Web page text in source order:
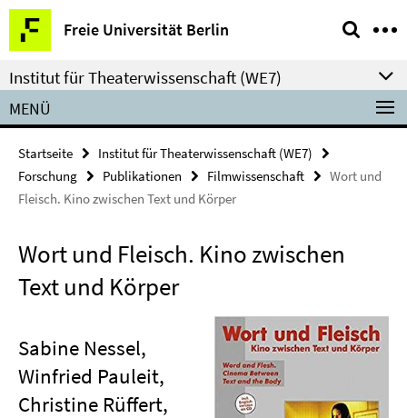
Springe
direkt
zu
Inhalt
Freie Universität Berlin
Service-
Navigation
Institut für Theaterwissenschaft (WE7)
MENÜ
Startseite
Institut für Theaterwissenschaft (WE7)
Forschung
Publikationen Filmwissenschaft
Wort und
Fleisch. Kino zwischen Text und Körper
Wort und Fleisch. Kino zwischen
Text und Körper
Sabine Nessel,
Winfried Pauleit,
Christine Rüffert,